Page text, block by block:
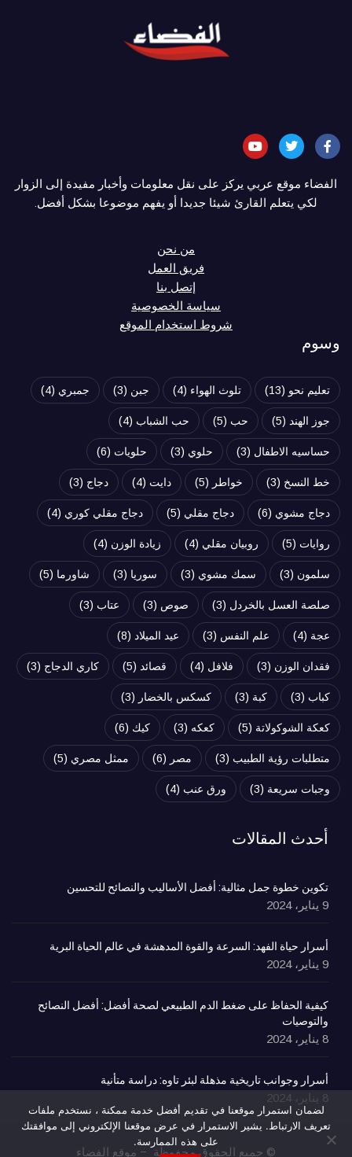
الفضاء موقع عربي يركز على نقل معلومات وأخبار مفيدة إلى الزوار
لكي يتعلم القارئ شيئا جديدا أو يفهم موضوعا بشكل أفضل.
من نحن
فريق العمل
إتصل بنا
سياسة الخصوصية
شروط استخدام الموقع
وسوم
تعليم نحو (13) تلوث الهواء (4) جبن (3) جمبري (4)
جوز الهند (5) حب (5) حب الشباب (4)
حساسيه الاطفال (3) حلوي (3) حلويات (6)
خط النسخ (3) خواطر (5) دايت (4) دجاج (3)
دجاج مشوي (6) دجاج مقلي (5) دجاج مقلي كوري (4)
روايات (5) روبيان مقلي (4) زيادة الوزن (4)
سلمون (3) سمك مشوي (3) سوريا (3) شاورما (5)
صلصة العسل بالخردل (3) صوص (3) عتاب (3)
عجة (4) علم النفس (3) عيد الميلاد (8)
فقدان الوزن (3) فلافل (4) قصائد (5) كاري الدجاج (3)
كباب (3) كبة (3) كسكس بالخضار (3)
كعكة الشوكولاتة (5) كعكه (3) كيك (6)
متطلبات رؤية الطبيب (3) مصر (6) ممثل مصري (5)
وجبات سريعة (3) ورق عنب (4)
أحدث المقالات
تكوين خطوة جمل مثالية: أفضل الأساليب والنصائح للتحسين
9 يناير، 2024
أسرار حياة الفهد: السرعة والقوة المدهشة في عالم الحياة البرية
9 يناير، 2024
كيفية الحفاظ على ضغط الدم الطبيعي لصحة أفضل: أفضل النصائح
والتوصيات
8 يناير، 2024
أسرار وجوانب تاريخية مذهلة لبئر تاوه: دراسة متأنية
8 يناير، 2024
© جميع الحقوق محفوظة – موقع الفضاء
لضمان استمرار موقعنا في تقديم أفضل خدمة ممكنة ، نستخدم ملفات
تعريف الارتباط. يشير الاستمرار في عرض موقعنا الإلكتروني إلى موافقتك
على هذه الممارسة.